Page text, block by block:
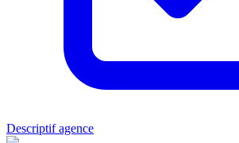
Descriptif agence